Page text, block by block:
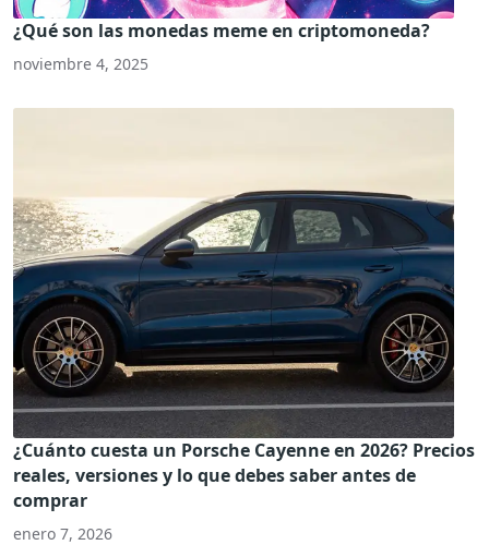
¿Qué son las monedas meme en criptomoneda?
noviembre 4, 2025
¿Cuánto cuesta un Porsche Cayenne en 2026? Precios
reales, versiones y lo que debes saber antes de
comprar
enero 7, 2026